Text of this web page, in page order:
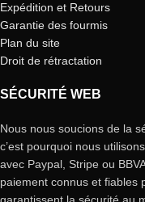
Expédition et Retours
Garantie des fourmis
Plan du site
Droit de rétractation
SÉCURITÉ WEB
Nous nous soucions de la
c’est pourquoi nous
avec Paypal, Stripe ou
paiement connus et fiables
garantissent la sécurité au